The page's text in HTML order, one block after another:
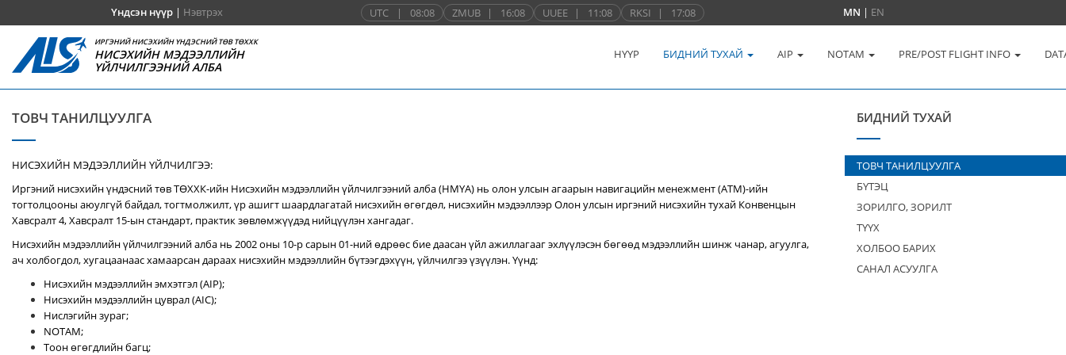
Үндсэн нүүр| Нэвтрэх UTC | 08:08 ZMUB | 16:08 UUEE | 11:08 RKSI | 17:08 MN | EN
ИРГЭНИЙ НИСЭХИЙН ҮНДЭСНИЙ ТӨВ ТӨХХК
НИСЭХИЙН МЭДЭЭЛЛИЙН
ҮЙЛЧИЛГЭЭНИЙ АЛБА
НҮҮР БИДНИЙ ТУХАЙ AIP NOTAM PRE/POST FLIGHT INFO
ТОВЧ ТАНИЛЦУУЛГА
НИСЭХИЙН МЭДЭЭЛЛИЙН ҮЙЛЧИЛГЭЭ:
Иргэний нисэхийн үндэсний төв ТӨХХК-ийн Нисэхийн мэдээллийн үйлчилгээний алба (НМҮА) нь олон улсын агаарын навигацийн менежмент (ATM)-ийн
тогтолцооны аюулгүй байдал, тогтмолжилт, үр ашигт шаардлагатай нисэхийн өгөгдөл, нисэхийн мэдээллээр Олон улсын иргэний нисэхийн тухай Конвенцын
Хавсралт 4, Хавсралт 15-ын стандарт, практик зөвлөмжүүдэд нийцүүлэн хангадаг.
Нисэхийн мэдээллийн үйлчилгээний алба нь 2002 оны 10-р сарын 01-ний өдрөөс бие даасан үйл ажиллагааг эхлүүлэсэн бөгөөд мэдээллийн шинж чанар, агуулга,
ач холбогдол, хугацаанаас хамаарсан дараах нисэхийн мэдээллийн бүтээгдэхүүн, үйлчилгээ үзүүлэн. Үүнд:
Нисэхийн мэдээллийн эмхэтгэл (AIP);
Нисэхийн мэдээллийн цуврал (AIC);
Нислэгийн зураг;
NOTAM;
Тоон өгөгдлийн багц;
БИДНИЙ ТУХАЙ
ТОВЧ ТАНИЛЦУУЛГА
БҮТЭЦ
ЗОРИЛГО, ЗОРИЛТ
ТҮҮХ
ХОЛБОО БАРИХ
САНАЛ АСУУЛГА